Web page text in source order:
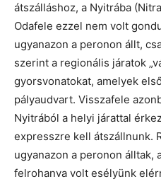
átszálláshoz, a Nyitrába
Odafele ezzel nem volt
ugyanazon a peronon állt,
szerint a regionális járatok
gyorsvonatokat, amelyek
pályaudvart. Visszafele
Nyitrából a helyi járattal
expresszre kell átszállnunk.
ugyanazon a peronon álltak,
felrohanva volt esélyünk